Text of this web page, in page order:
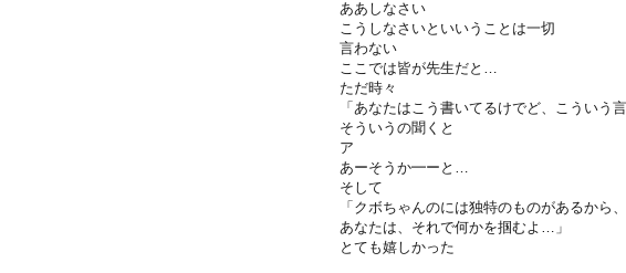
ああしなさい
こうしなさいといいうことは一切
言わない
ここでは皆が先生だと…
ただ時々
「あなたはこう書いてるけでど、こういう
そういうの聞くと
ア
あーそうか━ーと…
そして
「クボちゃんのには独特のものがあるから
あなたは、それで何かを掴むよ…」
とても嬉しかった